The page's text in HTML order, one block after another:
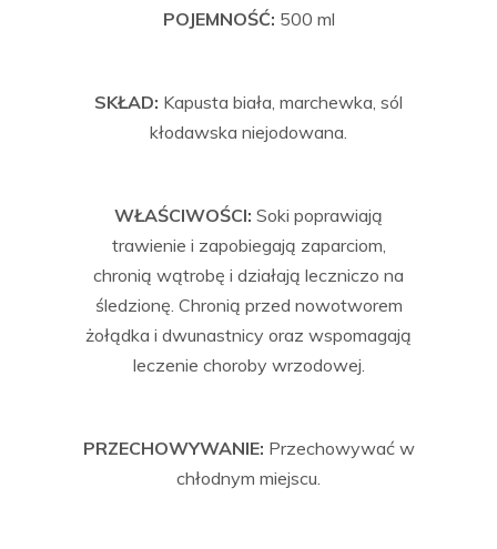
POJEMNOŚĆ: 500 ml
SKŁAD: Kapusta biała, marchewka, sól
kłodawska niejodowana.
WŁAŚCIWOŚCI: Soki poprawiają
trawienie i zapobiegają zaparciom,
chronią wątrobę i działają leczniczo na
śledzionę. Chronią przed nowotworem
żołądka i dwunastnicy oraz wspomagają
leczenie choroby wrzodowej.
PRZECHOWYWANIE: Przechowywać w
chłodnym miejscu.